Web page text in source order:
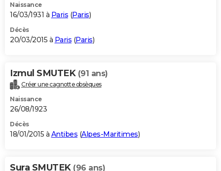
Naissance
16/03/1931 à Paris (Paris)
Décès
20/03/2015 à Paris (Paris)
Izmul SMUTEK (91 ans)
Créer une cagnotte obsèques
Naissance
26/08/1923
Décès
18/01/2015 à Antibes (Alpes-Maritimes)
Sura SMUTEK (96 ans)